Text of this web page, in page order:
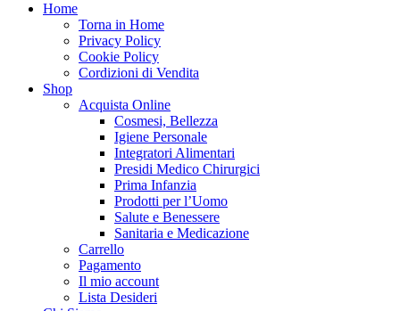
Home
Torna in Home
Privacy Policy
Cookie Policy
Cordizioni di Vendita
Shop
Acquista Online
Cosmesi, Bellezza
Igiene Personale
Integratori Alimentari
Presidi Medico Chirurgici
Prima Infanzia
Prodotti per l’Uomo
Salute e Benessere
Sanitaria e Medicazione
Carrello
Pagamento
Il mio account
Lista Desideri